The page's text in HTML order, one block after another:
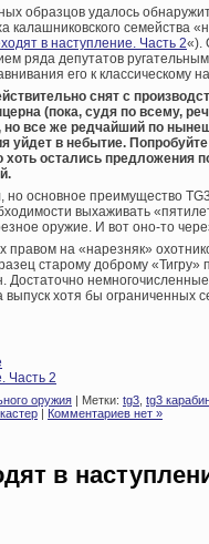
образцов удалось
калашниковского семейства
в наступление. Часть 2«).
ряда депутатов
его к
снят с
(пока, судя по всему,
но все же редчайший по
уйдет в небытие.
остались предложения
но основное преимущество
выхаживать
оружие. И вот оно-то
на «нарезняк»
старому доброму
выпуск хотя бы ограниченных
Часть 2
оружия | Метки: tg3 tg3
Комментариев нет »
в